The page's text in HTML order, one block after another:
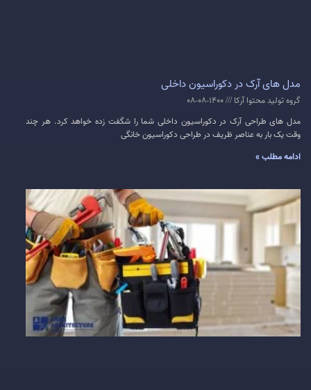
مدل های آرک در دکوراسیون داخلی
گروه تولید محتوا آرکا
مدل های طراحی آرک در دکوراسیون داخلی شما را شگفت زده خواهد کرد. هر چند
وقت یک بار به عناصر ظریف در طراحی دکوراسیون خانگی
ادامه مطلب »